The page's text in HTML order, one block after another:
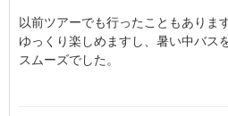
以前ツアーでも行ったこともありま
ゆっくり楽しめますし、暑い中バス
スムーズでした。